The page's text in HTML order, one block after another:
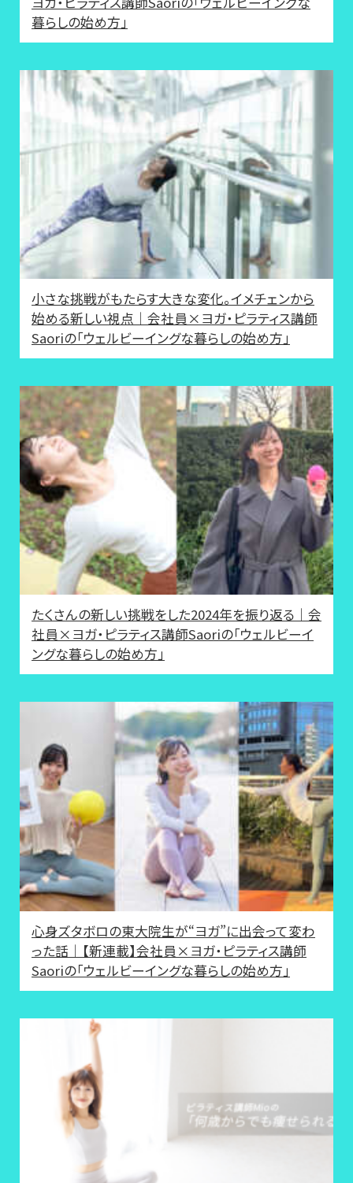
暮らしの始め方」
小さな挑戦がもたらす大きな変化。イメチェンから
始める新しい視点｜会社員×ヨガ・ピラティス講師
Saoriの「ウェルビーイングな暮らしの始め方」
たくさんの新しい挑戦をした2024年を振り返る｜会
社員×ヨガ・ピラティス講師Saoriの「ウェルビーイ
ングな暮らしの始め方」
心身ズタボロの東大院生が“ヨガ”に出会って変わ
った話｜【新連載】会社員×ヨガ・ピラティス講師
Saoriの「ウェルビーイングな暮らしの始め方」